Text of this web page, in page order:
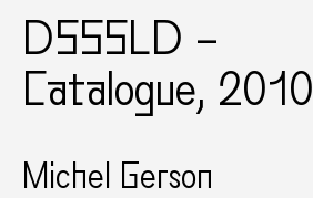
DSSSLD –
Catalogue, 2010
Michel Gerson